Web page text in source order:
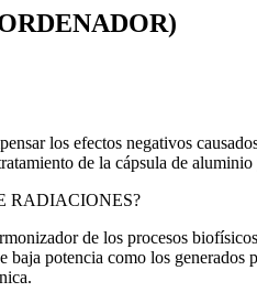
los efectos negativos
de la cápsula de
RADIACIONES?
de los procesos
baja potencia como los